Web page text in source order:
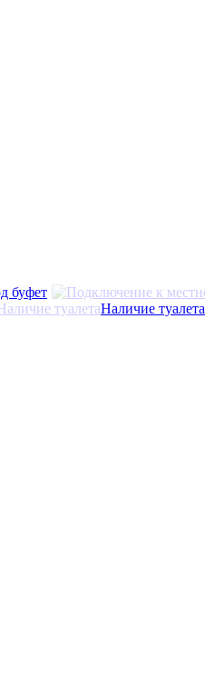
буфет
Наличие туалета